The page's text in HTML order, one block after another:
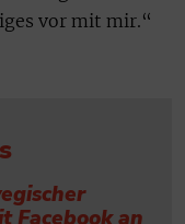
vor mit mir.“
Facebook an